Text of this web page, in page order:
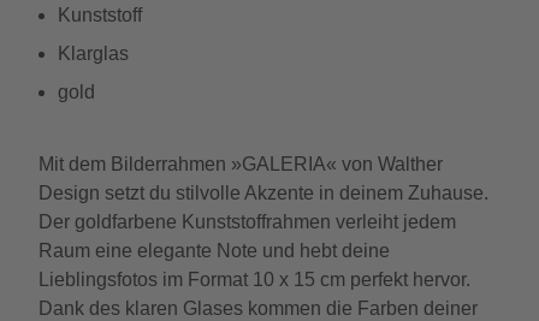
Kunststoff
Klarglas
gold
Mit dem Bilderrahmen »GALERIA« von Walther
Design setzt du stilvolle Akzente in deinem Zuhause.
Der goldfarbene Kunststoffrahmen verleiht jedem
Raum eine elegante Note und hebt deine
Lieblingsfotos im Format 10 x 15 cm perfekt hervor.
Dank des klaren Glases kommen die Farben deiner